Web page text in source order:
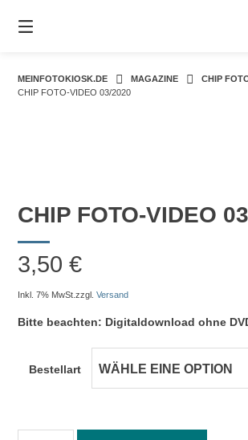
zum
MEINFOTOKIOSK.DE MAGAZINE
CHIP
CHIP FOTO-VIDEO 03/2020
CHIP FOTO-VIDEO
3,50€
Inkl. 7% MwSt.zzgl.Versand
Bitte beachten: Digitaldownload ohne
Bestellart